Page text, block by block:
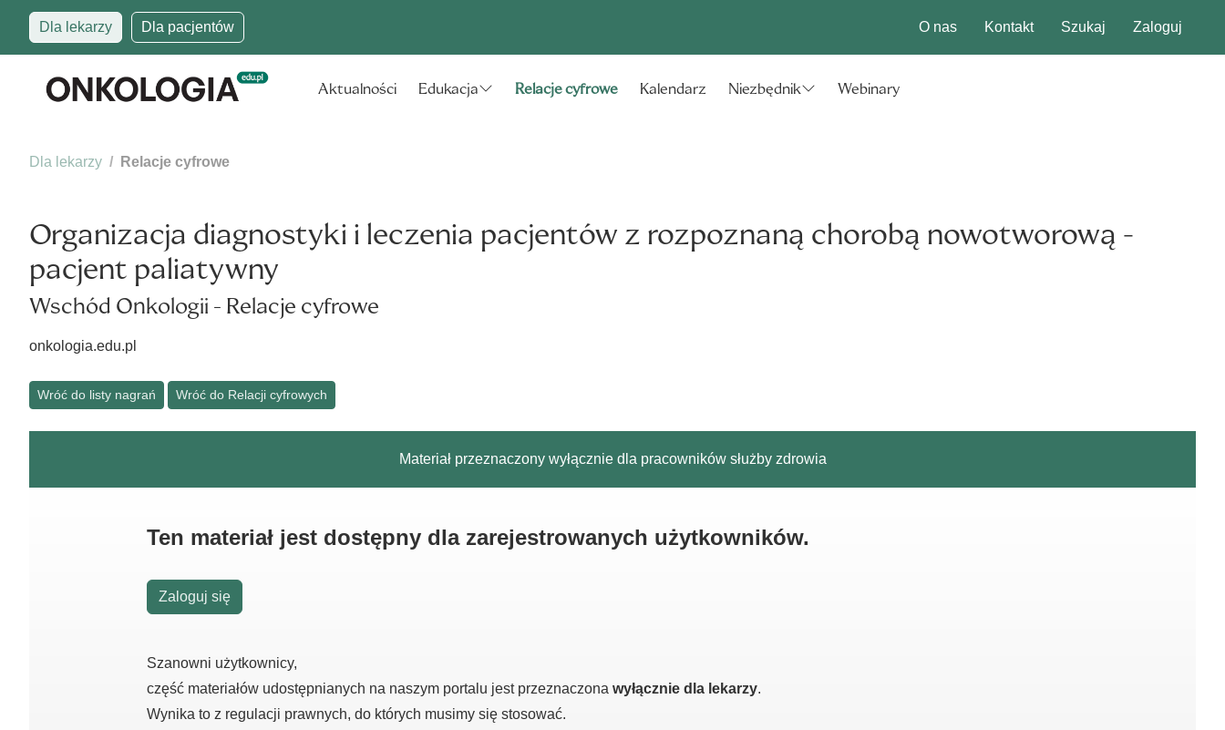
Dla lekarzy Dla pacjentów O nas Kontakt Szukaj Zaloguj
Aktualności Edukacja Relacje cyfrowe Kalendarz Niezbędnik Webinary
Dla lekarzy Relacje cyfrowe
Organizacja diagnostyki i leczenia pacjentów z rozpoznaną chorobą nowotworową -
pacjent paliatywny
Wschód Onkologii - Relacje cyfrowe
onkologia.edu.pl
Wróć do listy nagrań Wróć do Relacji cyfrowych
Materiał przeznaczony wyłącznie dla pracowników służby zdrowia
Ten materiał jest dostępny dla zarejestrowanych użytkowników.
Zaloguj się
Szanowni użytkownicy,
część materiałów udostępnianych na naszym portalu jest przeznaczona wyłącznie dla lekarzy.
Wynika to z regulacji prawnych, do których musimy się stosować.